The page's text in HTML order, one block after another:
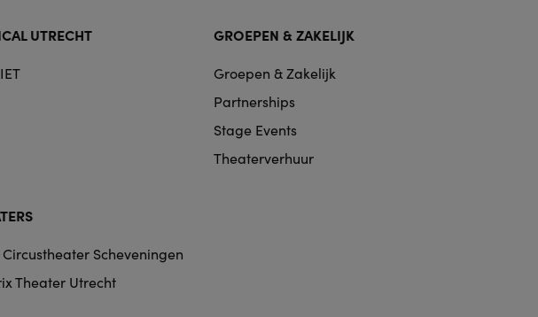
UTRECHT GROEPEN & ZAKELIJK
Groepen & Zakelijk
Partnerships
Stage Events
Theaterverhuur
Circustheater Scheveningen
Theater Utrecht